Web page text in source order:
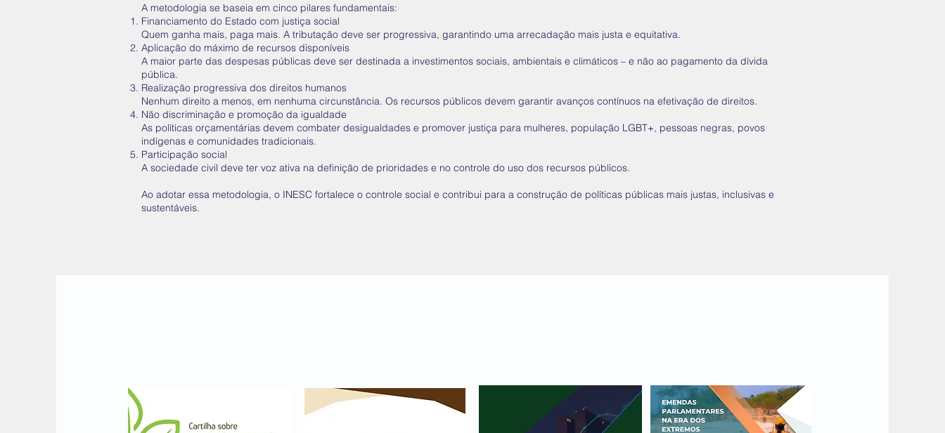
A metodologia se baseia em cinco pilares fundamentais:
Financiamento do Estado com justiça social
Quem ganha mais, paga mais. A tributação deve ser progressiva, garantindo uma arrecadação mais justa e equitativa.
Aplicação do máximo de recursos disponíveis
A maior parte das despesas públicas deve ser destinada a investimentos sociais, ambientais e climáticos – e não ao pagamento da dívida
pública.
Realização progressiva dos direitos humanos
Nenhum direito a menos, em nenhuma circunstância. Os recursos públicos devem garantir avanços contínuos na efetivação de direitos.
Não discriminação e promoção da igualdade
As políticas orçamentárias devem combater desigualdades e promover justiça para mulheres, população LGBT+, pessoas negras, povos
indígenas e comunidades tradicionais.
Participação social
A sociedade civil deve ter voz ativa na definição de prioridades e no controle do uso dos recursos públicos.
Ao adotar essa metodologia, o INESC fortalece o controle social e contribui para a construção de políticas públicas mais justas, inclusivas e
sustentáveis.